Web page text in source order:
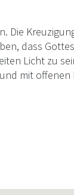
Die
dass
Licht zu
mit offenen